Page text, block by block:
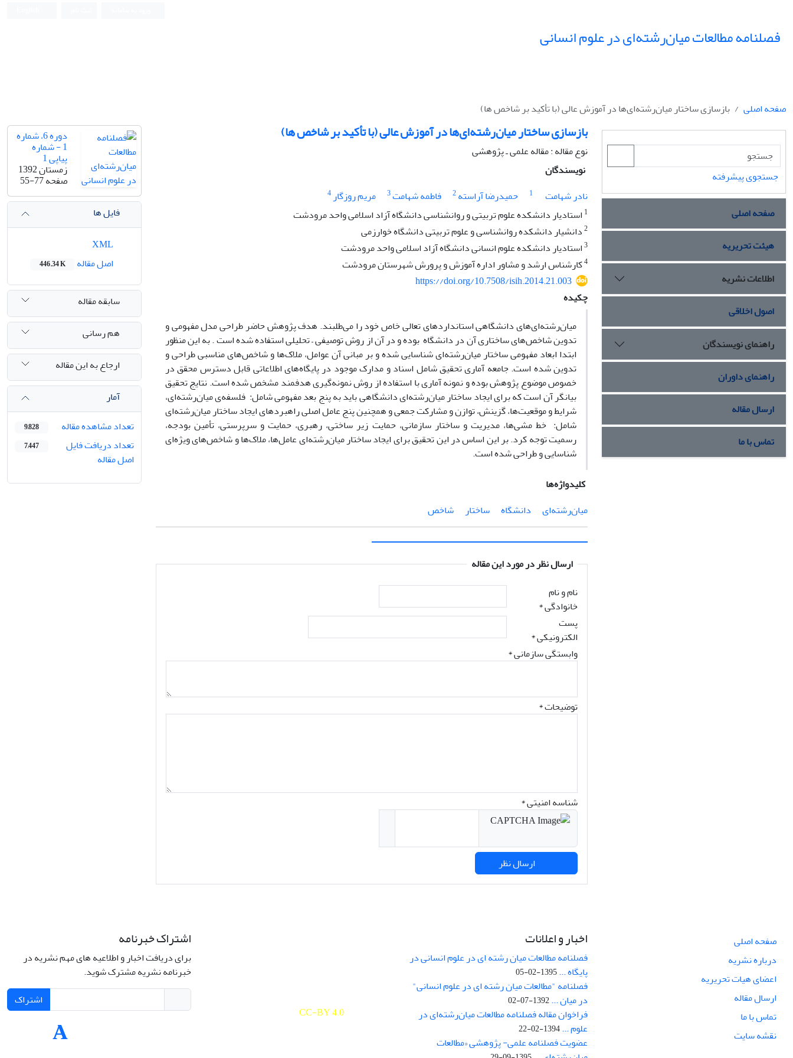
فصلنامه مطالعات میان‌رشته‌ای در علوم انسانی
صفحه اصلی بازسازی ساختار میان‌رشته‌ای‌ها در آموزش عالی (با تأکید بر شاخص ها)
بازسازی ساختار میان‌رشته‌ای‌ها در آموزش عالی (با تأکید بر شاخص ها)
نوع مقاله : مقاله علمی ـ پژوهشی
نویسندگان
نادر شهامت
1 حمیدرضا آراسته2 فاطمه شهامت3 مریم روزگار4
1 استادیار دانشکده علوم تربیتی و روانشناسی دانشگاه آزاد اسلامی واحد مرودشت
2دانشیار دانشکده روانشناسی و علوم تربیتی دانشگاه خوارزمی
3استادیار دانشکده علوم انسانی دانشگاه آزاد اسلامی واحد مرودشت
4کارشناس ارشد و مشاور اداره آموزش و پرورش شهرستان مرودشت
https://doi.org/10.7508/isih.2014.21.003
چکیده
میان‌رشته‌ای‌های دانشگاهی استانداردهای تعالی خاص خود را می‌طلبند. هدف پژوهش حاضر طراحی مدل مفهومی و
تدوین شاخص‌های ساختاری آن در دانشگاه بوده و در آن از روش توصیفی – تحلیلی استفاده شده است . به این منظور
ابتدا ابعاد مفهومی ساختار میان‌رشته‌ای شناسایی شده و بر مبانی آن عوامل، ملاک‌ها و شاخص‌های مناسبی طراحی و
تدوین شده است. جامعه آماری تحقیق شامل اسناد و مدارک موجود در پایگاه‌های اطلاعاتی قابل دسترس محقق در
خصوص موضوع پژوهش بوده و نمونه آماری با استفاده از روش نمونه‌گیری هدفمند مشخص شده است. نتایج تحقیق
بیانگر آن است که برای ایجاد ساختار میان‌رشته‌ای دانشگاهی باید به پنج بعد مفهومی شامل: فلسفه‌ی میان‌رشته‌ای،
شرایط و موقعیت‌ها، گزینش، توازن و مشارکت جمعی و همچنین پنج عامل اصلی راهبردهای ایجاد ساختار میان‌رشته‌ای
شامل: خط مشی‌ها، مدیریت و ساختار سازمانی، حمایت زیر ساختی، رهبری، حمایت و سرپرستی، تأمین بودجه،
رسمیت توجه کرد. بر این اساس در این تحقیق برای ایجاد ساختار میان‌رشته‌ای عامل‌ها، ملاک‌ها و شاخص‌های ویژه‌ای
شناسایی و طراحی شده است.
کلیدواژه‌ها
میان‌رشته‌ای
دانشگاه ساختار شاخص
ارسال نظر در مورد این مقاله
نام و نام
خانوادگی*
پست
الکترونیکی*
وابستگی سازمانی *
توضیحات *
شناسه امنیتی *
دوره 6، شماره
1 - شماره
پیاپی 1
زمستان 1392
صفحه55-77
فایل ها
اصل مقاله
446.34 K
سابقه مقاله
هم رسانی
ارجاع به این مقاله
آمار
تعداد مشاهده مقاله
9,828
تعداد دریافت فایل
اصل مقاله
7,447
جستجوی پیشرفته
صفحه اصلی
هیئت تحریریه
اطلاعات نشریه
اصول اخلاقی
راهنمای نویسندگان
راهنمای داوران
ارسال مقاله
تماس با ما
صفحه اصلی
درباره نشریه
اعضای هیات تحریریه
ارسال مقاله
تماس با ما
نقشه سایت
اخبار و اعلانات
فصلنامه مطالعات میان رشته ای در علوم انسانی در
پایگاه ...1395-02-05
فصلنامه "مطالعات میان رشته ای در علوم انسانی"
در میان ...1392-07-02
فراخوان مقاله فصلنامه مطالعات میان‌رشته‌ای در
علوم ...1394-02-22
عضویت فصلنامه علمی- پژوهشی «مطالعات
CC-BY 4.0
اشتراک خبرنامه
برای دریافت اخبار و اطلاعیه های مهم نشریه در
خبرنامه نشریه مشترک شوید.
اشتراک